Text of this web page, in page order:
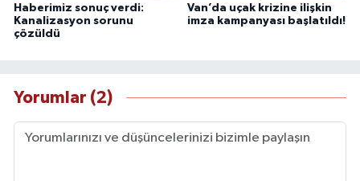
Haberimiz sonuç verdi:
Kanalizasyon sorunu
çözüldü
Van’da uçak krizine ilişkin
imza kampanyası başlatıldı!
Yorumlar (2)